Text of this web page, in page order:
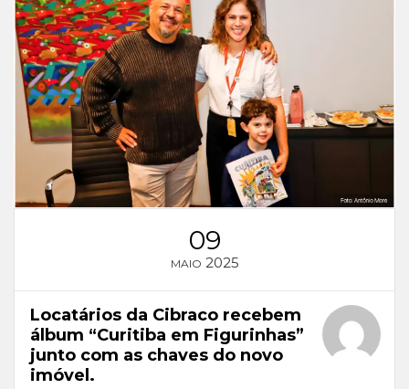
09
MAIO 2025
Locatários da Cibraco recebem
álbum “Curitiba em Figurinhas”
junto com as chaves do novo
imóvel.